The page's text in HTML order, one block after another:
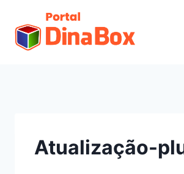
Atualização-